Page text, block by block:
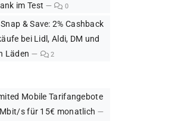
im Test
0
& Save: 2% Cashback
bei Lidl, Aldi, DM und
Läden
2
Mobile Tarifangebote
s für 15€ monatlich